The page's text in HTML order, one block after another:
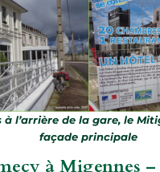
à l’arrière de la gare, le
façade principale
à Migennes –